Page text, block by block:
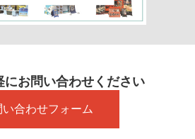
にお問い合わせください
い合わせフォーム